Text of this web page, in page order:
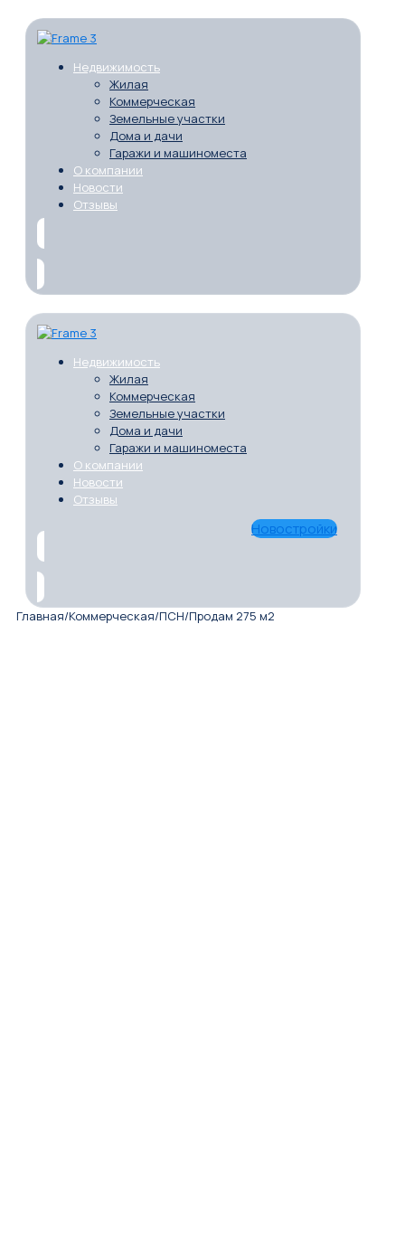
Недвижимость
Жилая
Коммерческая
Земельные участки
Дома и дачи
Гаражи и машиноместа
О компании
Новости
Отзывы
Недвижимость
Жилая
Коммерческая
Земельные участки
Дома и дачи
Гаражи и машиноместа
О компании
Новости
Отзывы
Новостройки
Главная/Коммерческая/ПСН/Продам 275 м2